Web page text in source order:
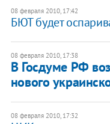
08 февраля 2010, 17:42
БЮТ будет
08 февраля 2010, 17:38
В Госдуме РФ
нового
08 февраля 2010, 17:32